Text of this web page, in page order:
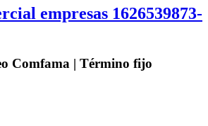
empresas 1626539873-
Comfama | Término fijo